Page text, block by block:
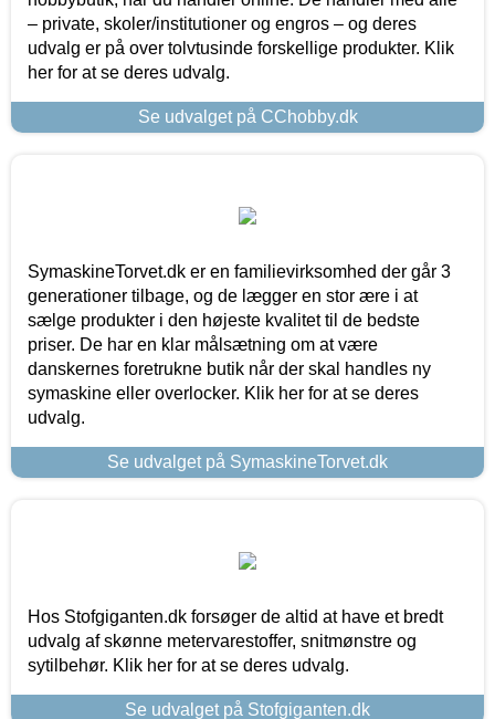
– private, skoler/institutioner og engros – og deres
udvalg er på over tolvtusinde forskellige produkter. Klik
her for at se deres udvalg.
Se udvalget på CChobby.dk
SymaskineTorvet.dk er en familievirksomhed der går 3
generationer tilbage, og de lægger en stor ære i at
sælge produkter i den højeste kvalitet til de bedste
priser. De har en klar målsætning om at være
danskernes foretrukne butik når der skal handles ny
symaskine eller overlocker. Klik her for at se deres
udvalg.
Se udvalget på SymaskineTorvet.dk
Hos Stofgiganten.dk forsøger de altid at have et bredt
udvalg af skønne metervarestoffer, snitmønstre og
sytilbehør. Klik her for at se deres udvalg.
Se udvalget på Stofgiganten.dk